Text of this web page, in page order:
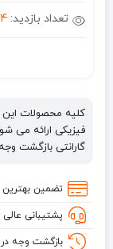
تعداد بازدید:
کلیه محصولات
فیزیکی ارائه می
گارانتی بازگشت وجه تا 7 روز پس از خرید می
تضمین بهترین
پشتیبانی عالی ۲۴ ساعته، ۷ روز هفته
بازگشت وجه